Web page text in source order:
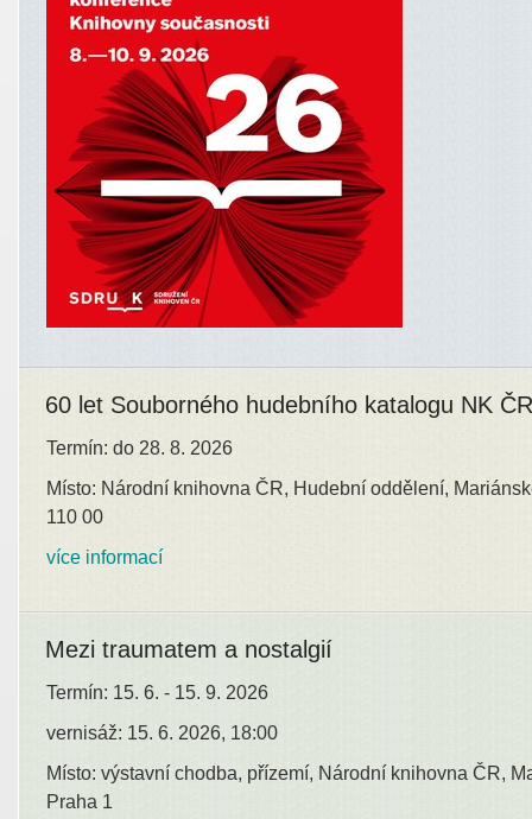
60 let Souborného hudebního katalogu NK ČR
Termín: do 28. 8. 2026
Místo: Národní knihovna ČR, Hudební oddělení,
110 00
více informací
Mezi traumatem a nostalgií
Termín: 15. 6. - 15. 9. 2026
vernisáž: 15. 6. 2026, 18:00
Místo: výstavní chodba, přízemí, Národní knihovna ČR,
Praha 1